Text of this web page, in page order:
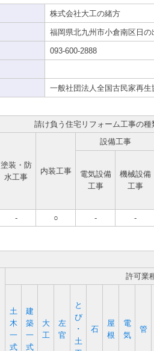
株式会社大工の緒方
福岡県北九州市小倉南区日
093-600-2888
一般社団法人全国古民家再生
請け負う住宅リフォーム工事の種
塗装・防
水工事
内装工事
設備工事
電気設備
工事
機械設備
工事
- ○ - -
許可業
土
木
一
式
建
築
一
式
大
工
左
官
と
び
･
土
石
屋
根
電
気
管